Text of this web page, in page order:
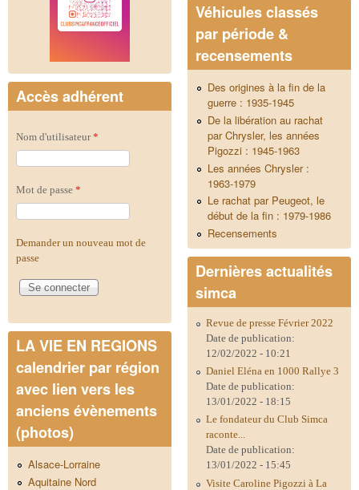
Accès adhérent
Nom d'utilisateur*
Mot de passe *
Demander un nouveau mot de
passe
LA VIE EN REGIONS
calendrier par région
avec lien vers les
anciens évènements
(photos)
Alsace-Lorraine
Aquitaine Nord
Véhicules classés
par période &
recensements
Des origines à la fin de la
guerre : 1935-1945
De la libération au rachat
par Chrysler, les années
Pigozzi : 1945-1963
Les années Chrysler :
1963-1979
Le rachat par Peugeot, le
début de la fin : 1979-1986
Recensements
Dernières actualités
simca
Revue de presse Février 2022
Date de publication:
12/02/2022 - 10:21
Daniel Eléna en 1000 Rallye 3
Date de publication:
13/01/2022 - 18:15
Le fondateur du Club Simca
raconte...
Date de publication:
13/01/2022 - 15:45
Visite Caroline Pigozzi à La